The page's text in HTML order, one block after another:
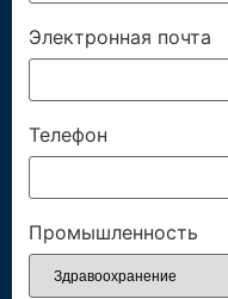
Электронная почта
Телефон
Промышленность